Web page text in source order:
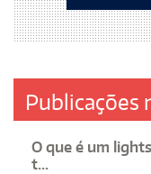
Publicações
O que é um
t...